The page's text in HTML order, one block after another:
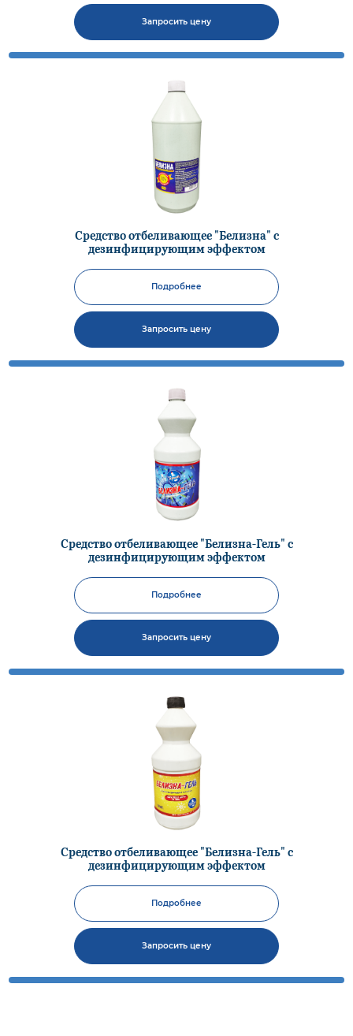
Запросить цену
Средство отбеливающее "Белизна" с
дезинфицирующим эффектом
Подробнее
Запросить цену
Средство отбеливающее "Белизна-Гель" с
дезинфицирующим эффектом
Подробнее
Запросить цену
Средство отбеливающее "Белизна-Гель" с
дезинфицирующим эффектом
Подробнее
Запросить цену